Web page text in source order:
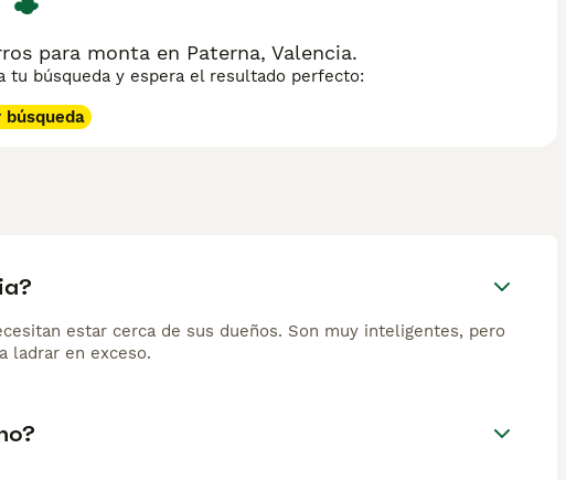
para monta en Paterna, Valencia.
tu búsqueda y espera el resultado perfecto:
búsqueda
estar cerca de sus dueños. Son muy inteligentes, pero
ladrar en exceso.